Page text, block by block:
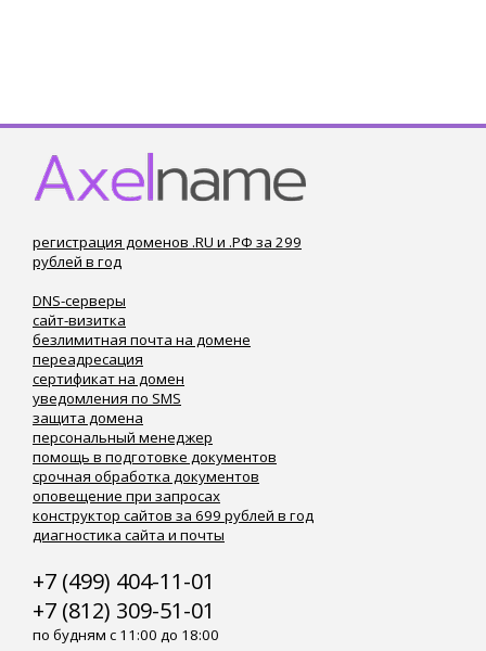
регистрация доменов .RU и .РФ за 299
рублей в год
DNS-серверы
сайт-визитка
безлимитная почта на домене
переадресация
сертификат на домен
уведомления по SMS
защита домена
персональный менеджер
помощь в подготовке документов
срочная обработка документов
оповещение при запросах
конструктор сайтов за 699 рублей в год
диагностика сайта и почты
+7 (499) 404-11-01
+7 (812) 309-51-01
по будням с 11:00 до 18:00